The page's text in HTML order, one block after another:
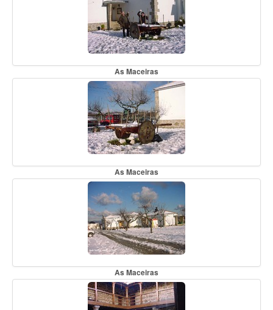
As Maceiras
As Maceiras
As Maceiras